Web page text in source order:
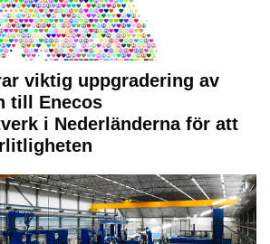
viktig uppgradering av
till Enecos
i Nederländerna för att